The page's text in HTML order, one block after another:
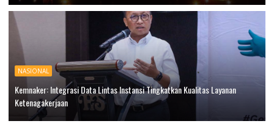
NASIONAL
Kemnaker: Integrasi Data Lintas Instansi Tingkatkan Kualitas Layanan
Ketenagakerjaan